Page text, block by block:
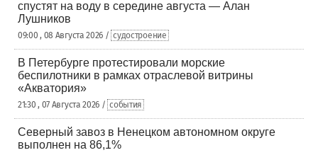
спустят на воду в середине августа — Алан
Лушников
09:00 , 08 Августа 2026 / судостроение
В Петербурге протестировали морские
беспилотники в рамках отраслевой витрины
«Акватория»
21:30 , 07 Августа 2026 / события
Северный завоз в Ненецком автономном округе
выполнен на 86,1%